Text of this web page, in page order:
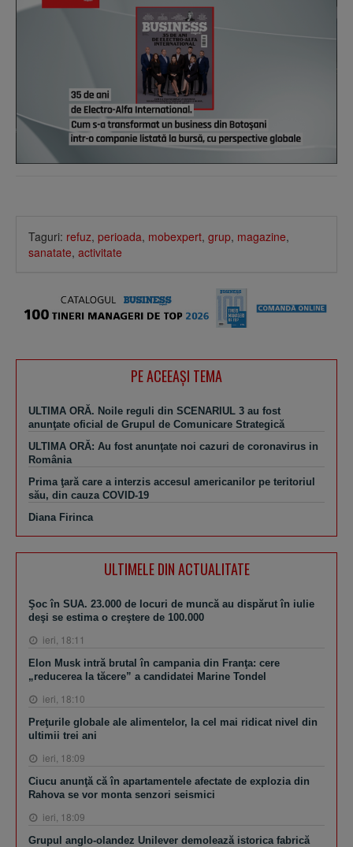
Taguri: refuz, perioada, mobexpert, grup, magazine,
sanatate, activitate
PE ACEEAŞI TEMA
ULTIMA ORĂ. Noile reguli din SCENARIUL 3 au fost
anunţate oficial de Grupul de Comunicare Strategică
ULTIMA ORĂ: Au fost anunţate noi cazuri de coronavirus in
România
Prima ţară care a interzis accesul americanilor pe teritoriul
său, din cauza COVID-19
Diana Firinca
ULTIMELE DIN ACTUALITATE
Şoc în SUA. 23.000 de locuri de muncă au dispărut în iulie
deşi se estima o creştere de 100.000
ieri, 18:11
Elon Musk intră brutal în campania din Franţa: cere
„reducerea la tăcere” a candidatei Marine Tondel
ieri, 18:10
Preţurile globale ale alimentelor, la cel mai ridicat nivel din
ultimii trei ani
ieri, 18:09
Ciucu anunţă că în apartamentele afectate de explozia din
Rahova se vor monta senzori seismici
ieri, 18:09
Grupul anglo-olandez Unilever demolează istorica fabrică